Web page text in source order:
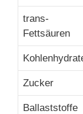
trans-
Fettsäuren
Zucker
Ballaststoffe